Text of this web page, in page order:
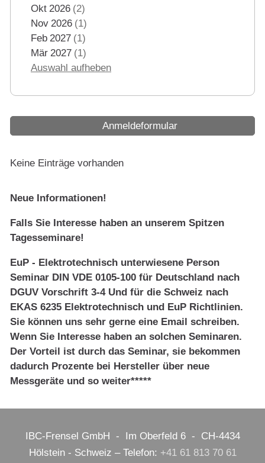
Okt 2026 2
Nov 2026 1
Feb 2027 1
Mär 2027 1
Auswahl aufheben
Anmeldeformular
Keine Einträge vorhanden
Neue Informationen!
Falls Sie Interesse haben an unserem Spitzen
Tagesseminare!
EuP - Elektrotechnisch unterwiesene Person
Seminar DIN VDE 0105-100 für Deutschland nach
DGUV Vorschrift 3-4 Und für die Schweiz nach
EKAS 6235 Elektrotechnisch und EuP Richtlinien.
Sie können uns sehr gerne eine Email schreiben.
Wenn Sie Interesse haben an solchen Seminaren.
Der Vorteil ist durch das Seminar, sie bekommen
dadurch Prozente bei Hersteller über neue
Messgeräte und so weiter*****
IBC-Frensel GmbH - Im Oberfeld 6 - CH-4434
Hölstein - Schweiz – Telefon: +41 61 813 70 61